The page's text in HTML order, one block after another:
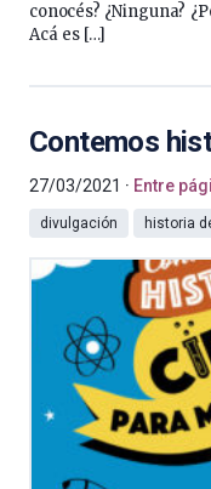
conocés? ¿Ninguna?
Acá es […]
Contemos
27/03/2021 Entre
divulgación historia